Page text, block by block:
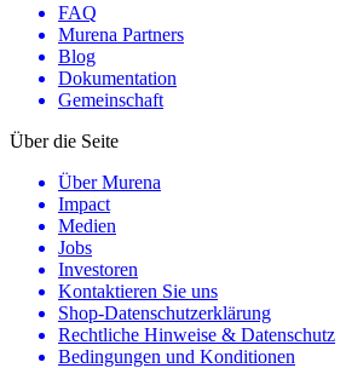
FAQ
Murena Partners
Blog
Dokumentation
Gemeinschaft
Über die Seite
Über Murena
Impact
Medien
Jobs
Investoren
Kontaktieren Sie uns
Shop-Datenschutzerklärung
Rechtliche Hinweise & Datenschutz
Bedingungen und Konditionen